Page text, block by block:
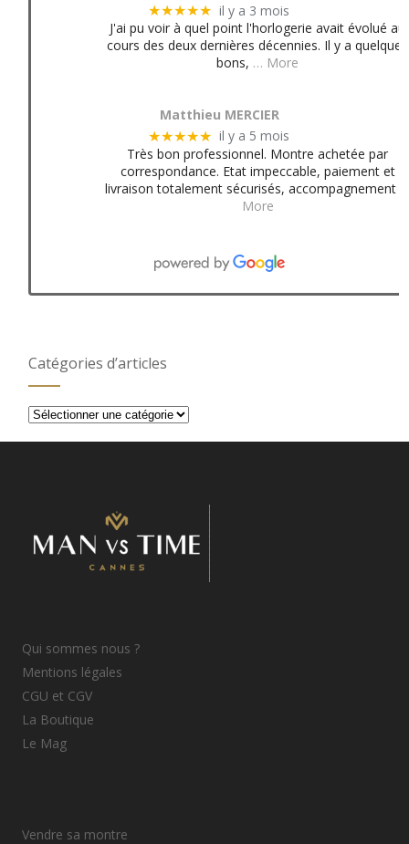
★★★★★ il y a 3 mois
J'ai pu voir à quel point l'horlogerie avait évolué au
cours des deux dernières décennies. Il y a quelques
bons, … More
Matthieu MERCIER
★★★★★ il y a 5 mois
Très bon professionnel. Montre achetée par
correspondance. Etat impeccable, paiement et
livraison totalement sécurisés, accompagnement
More
Catégories d’articles
Catégories
Qui sommes nous ?
Mentions légales
CGU et CGV
La Boutique
Le Mag
Vendre sa montre